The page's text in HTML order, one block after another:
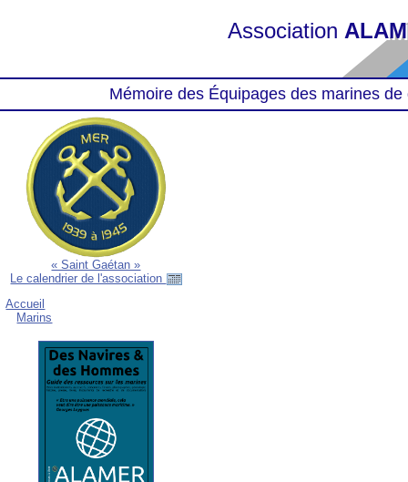
Association
Mémoire des Équipages des marines
« Saint Gaétan »
Le calendrier de l'association
Accueil
Marins